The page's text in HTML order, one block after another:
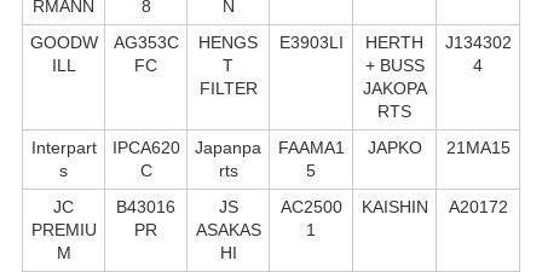
RMANN 8
N
GOODW
ILL
AG353C
FC
HENGS
T
FILTER
E3903LI
HERTH
+ BUSS
JAKOPA
RTS
J134302
4
Interpart
s
IPCA620
C
Japanpa
rts
FAAMA1
5
JAPKO 21MA15
JC
PREMIU
M
B43016
PR
JS
ASAKAS
HI
AC2500
1
KAISHIN A20172